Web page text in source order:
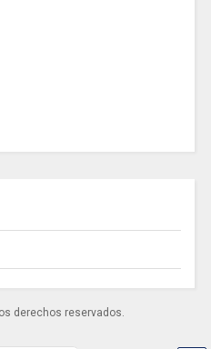
derechos reservados.